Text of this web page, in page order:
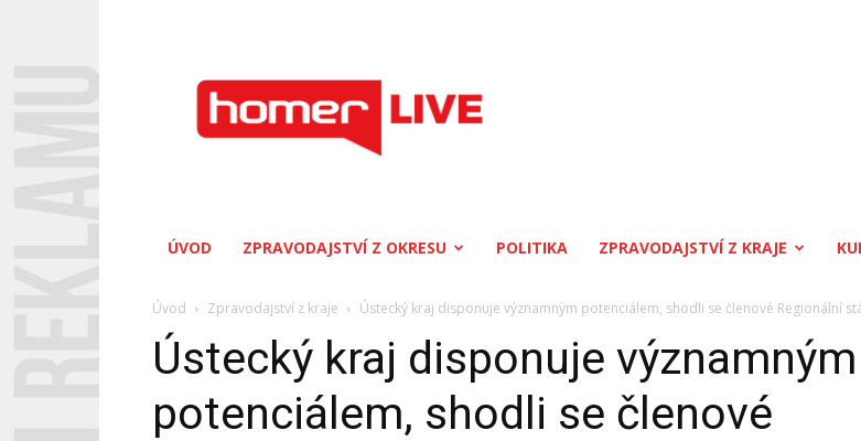
Homerlive
ÚVOD ZPRAVODAJSTVÍ Z OKRESU POLITIKA ZPRAVODAJSTVÍ Z KRAJE
Úvod Zpravodajství z kraje Ústecký kraj disponuje významným potenciálem, shodli se členové Regionální
Ústecký kraj disponuje významným
potenciálem, shodli se členové